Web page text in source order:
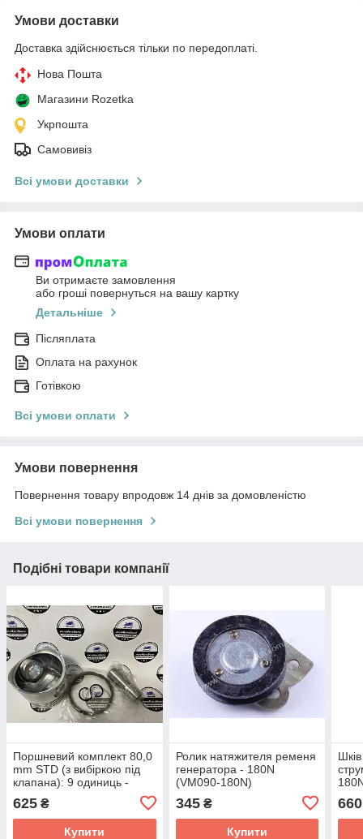
Умови доставки
Доставка здійснюється тільки по передоплаті.
Нова Пошта
Магазини Rozetka
Укрпошта
Самовивіз
Всі умови доставки
Умови оплати
Ви отримаєте замовлення
або гроші повернуться на вашу картку
Детальніше
Післяплата
Оплата на рахунок
Готівкою
Всі умови оплати
Умови повернення
Повернення товару впродовж 14 днів за домовленістю
Всі умови повернення
Подібні товари компанії
Поршневий комплект 80,0
mm STD (з вибіркою під
клапана): 9 одиниць -
625 ₴
Купити
Ролик натяжителя ременя
генератора - 180N
(VM090-180N)
345₴
Купити
660